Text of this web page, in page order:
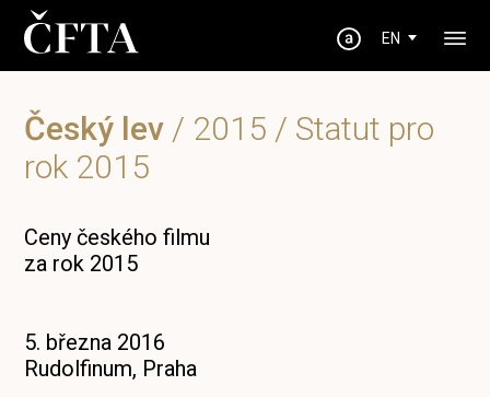
EN
Český lev / 2015 / Statut pro
rok 2015
Ceny českého filmu
za rok 2015
5. března 2016
Rudolfinum, Praha